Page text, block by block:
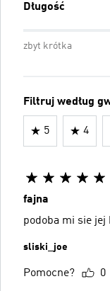
Długość
zbyt krótka
Filtruj według
5 4
fajna
podoba mi sie
sliski_joe
Pomocne? 0